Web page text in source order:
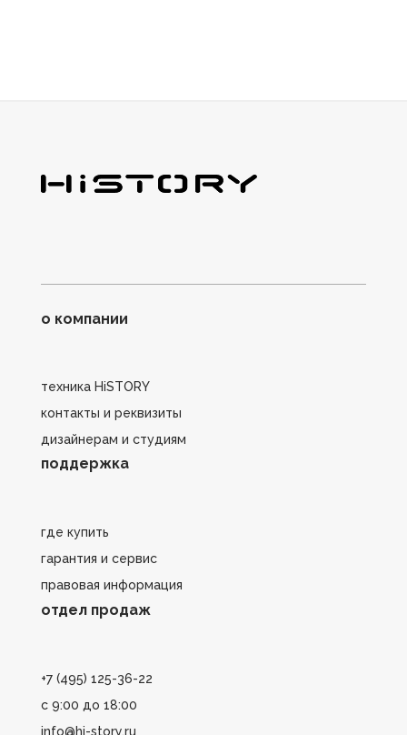
о компании
техника HiSTORY
контакты и реквизиты
дизайнерам и студиям
поддержка
где купить
гарантия и сервис
правовая информация
отдел продаж
+7 (495) 125-36-22
с 9:00 до 18:00
info@hi-story.ru